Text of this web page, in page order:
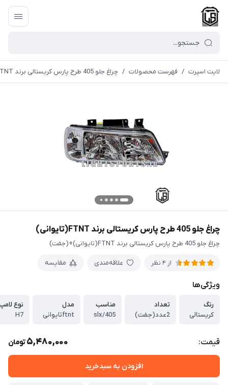
لایت اسپرت / فهرست محصولات / چراغ جلو 405 طرح پارس کریستالی برند FTNT(تایوانی)
چراغ جلو 405 طرح پارس کریستالی برند FTNT(تایوانی)
چراغ جلو 405 طرح پارس کریستالی برند FTNT(تایوانی)+(جفت)
از 4 نظر علاقه‌مندی مقایسه
ویژگی‌ها
رنگ
کریستالی
تعداد
2عدد(جفت)
مناسب
405/slx
مدل
ftntتایوانی
نوع
H7
قیمت: 5,480,000تومان
افزودن به سبدخرید